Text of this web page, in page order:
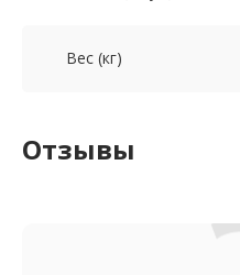
Вес (кг)
Отзывы